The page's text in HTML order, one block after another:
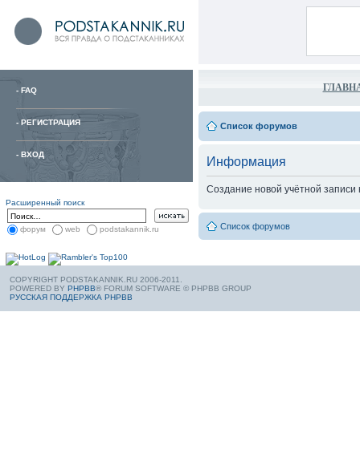
- FAQ
- РЕГИСТРАЦИЯ
- ВХОД
Расширенный поиск
форум web podstakannik.ru
Список форумов
Информация
Создание новой учётной
Список форумов
COPYRIGHT PODSTAKANNIK.RU 2006-2011.
POWERED BY PHPBB® FORUM SOFTWARE © PHPBB GROUP
РУССКАЯ ПОДДЕРЖКА PHPBB